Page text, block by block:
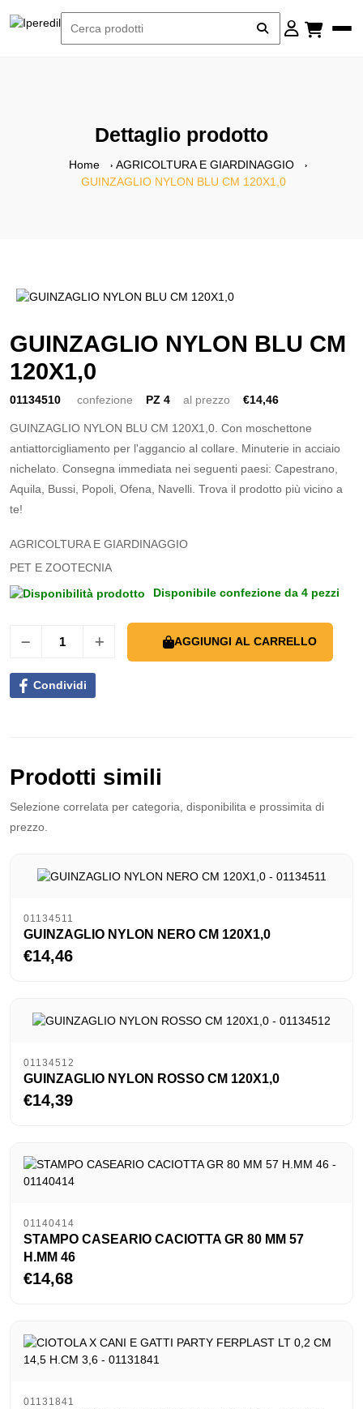
Dettaglio prodotto
Home
AGRICOLTURA E GIARDINAGGIO
GUINZAGLIO NYLON BLU CM 120X1,0
GUINZAGLIO NYLON BLU CM
120X1,0
01134510 confezione PZ 4 al prezzo €14,46
GUINZAGLIO NYLON BLU CM 120X1,0. Con moschettone
antiattorcigliamento per l'aggancio al collare. Minuterie in acciaio
nichelato. Consegna immediata nei seguenti paesi: Capestrano,
Aquila, Bussi, Popoli, Ofena, Navelli. Trova il prodotto più vicino a
te!
AGRICOLTURA E GIARDINAGGIO
PET E ZOOTECNIA
Disponibile confezione da 4 pezzi
AGGIUNGI AL CARRELLO
Condividi
Prodotti simili
Selezione correlata per categoria, disponibilita e prossimita di
prezzo.
01134511
GUINZAGLIO NYLON NERO CM 120X1,0
€14,46
01134512
GUINZAGLIO NYLON ROSSO CM 120X1,0
€14,39
01140414
STAMPO CASEARIO CACIOTTA GR 80 MM 57
H.MM 46
€14,68
01131841